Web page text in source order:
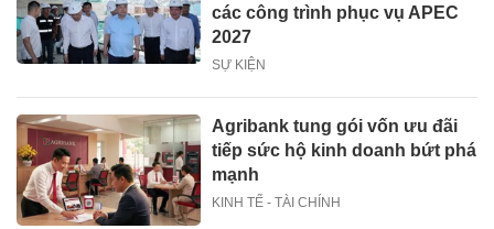
các công trình phục vụ APEC
2027
SỰ KIỆN
Agribank tung gói vốn ưu đãi
tiếp sức hộ kinh doanh bứt phá
mạnh
KINH TẾ - TÀI CHÍNH